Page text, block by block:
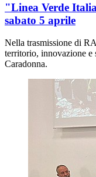
"Linea Verde
sabato 5 aprile
Nella trasmissione di
territorio, innovazione e
Caradonna.